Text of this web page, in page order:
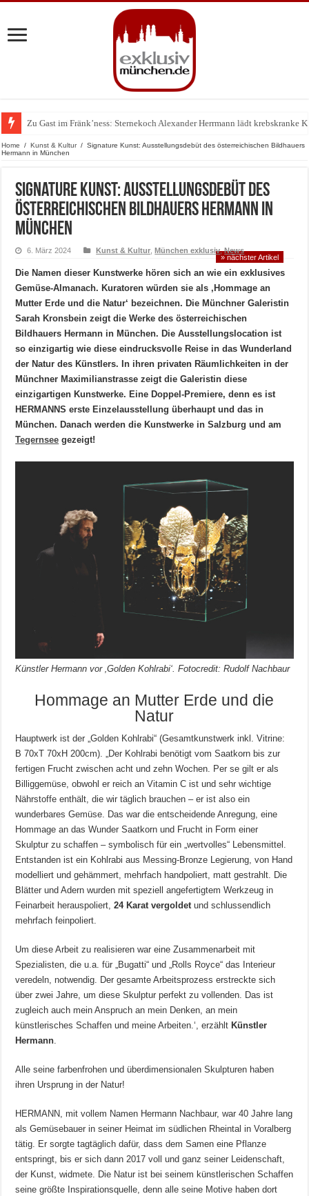
Zu Gast im Fränk’ness: Sternekoch Alexander Herrmann lädt krebskranke
Home / Kunst & Kultur / Signature Kunst: Ausstellungsdebüt des österreichischen Bildhauers
Hermann in München
Signature Kunst: Ausstellungsdebüt des
österreichischen Bildhauers Hermann in
München
6. März 2024 Kunst & Kultur ,München exklusiv,News
» nächster Artikel
Die Namen dieser Kunstwerke hören sich an wie ein exklusives
Gemüse-Almanach. Kuratoren würden sie als ‚Hommage an
Mutter Erde und die Natur‘ bezeichnen. Die Münchner Galeristin
Sarah Kronsbein zeigt die Werke des österreichischen
Bildhauers Hermann in München. Die Ausstellungslocation ist
so einzigartig wie diese eindrucksvolle Reise in das Wunderland
der Natur des Künstlers. In ihren privaten Räumlichkeiten in der
Münchner Maximilianstrasse zeigt die Galeristin diese
einzigartigen Kunstwerke. Eine Doppel-Premiere, denn es ist
HERMANNS erste Einzelausstellung überhaupt und das in
München. Danach werden die Kunstwerke in Salzburg und am
Tegernsee gezeigt!
Künstler Hermann vor ‚Golden Kohlrabi‘. Fotocredit: Rudolf Nachbaur
Hommage an Mutter Erde und die
Natur
Hauptwerk ist der „Golden Kohlrabi“ (Gesamtkunstwerk inkl. Vitrine:
B 70xT 70xH 200cm). „Der Kohlrabi benötigt vom Saatkorn bis zur
fertigen Frucht zwischen acht und zehn Wochen. Per se gilt er als
Billiggemüse, obwohl er reich an Vitamin C ist und sehr wichtige
Nährstoffe enthält, die wir täglich brauchen – er ist also ein
wunderbares Gemüse. Das war die entscheidende Anregung, eine
Hommage an das Wunder Saatkorn und Frucht in Form einer
Skulptur zu schaffen – symbolisch für ein „wertvolles“ Lebensmittel.
Entstanden ist ein Kohlrabi aus Messing-Bronze Legierung, von Hand
modelliert und gehämmert, mehrfach handpoliert, matt gestrahlt. Die
Blätter und Adern wurden mit speziell angefertigtem Werkzeug in
Feinarbeit herauspoliert,24 Karat vergoldetund schlussendlich
mehrfach feinpoliert.
Um diese Arbeit zu realisieren war eine Zusammenarbeit mit
Spezialisten, die u.a. für „Bugatti“ und „Rolls Royce“ das Interieur
veredeln, notwendig. Der gesamte Arbeitsprozess erstreckte sich
über zwei Jahre, um diese Skulptur perfekt zu vollenden. Das ist
zugleich auch mein Anspruch an mein Denken, an mein
künstlerisches Schaffen und meine Arbeiten.‘, erzählt Künstler
Hermann.
Alle seine farbenfrohen und überdimensionalen Skulpturen haben
ihren Ursprung in der Natur!
HERMANN, mit vollem Namen Hermann Nachbaur, war 40 Jahre lang
als Gemüsebauer in seiner Heimat im südlichen Rheintal in Voralberg
tätig. Er sorgte tagtäglich dafür, dass dem Samen eine Pflanze
entspringt, bis er sich dann 2017 voll und ganz seiner Leidenschaft,
der Kunst, widmete. Die Natur ist bei seinem künstlerischen Schaffen
seine größte Inspirationsquelle, denn alle seine Motive haben dort